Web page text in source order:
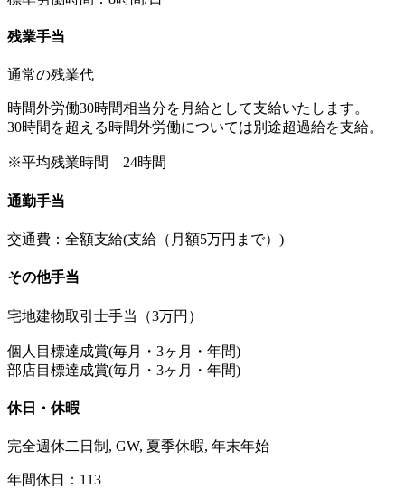
残業手当
通常の残業代
時間外労働30時間相当分を月給として支給いたします。
30時間を超える時間外労働については別途超過給を支給。
※平均残業時間 24時間
通勤手当
交通費：全額支給(支給（月額5万円まで）)
その他手当
宅地建物取引士手当（3万円）
個人目標達成賞(毎月・3ヶ月・年間)
部店目標達成賞(毎月・3ヶ月・年間)
休日・休暇
完全週休二日制, GW, 夏季休暇, 年末年始
年間休日：113